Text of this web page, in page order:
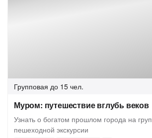
Групповая до 15 чел.
Муром: путешествие вглубь веков
Узнать о богатом прошлом города на
пешеходной экскурсии